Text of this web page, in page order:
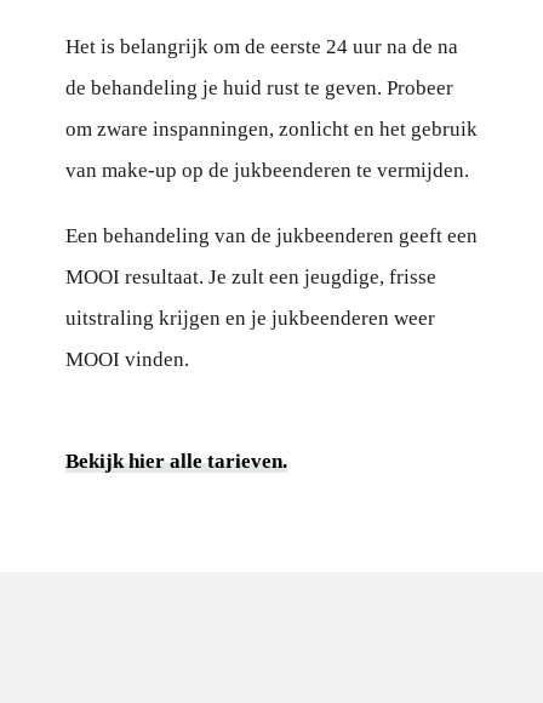
Het is belangrijk om de eerste 24 uur na de na
de behandeling je huid rust te geven. Probeer
om zware inspanningen, zonlicht en het gebruik
van make-up op de jukbeenderen te vermijden.
Een behandeling van de jukbeenderen geeft een
MOOI resultaat. Je zult een jeugdige, frisse
uitstraling krijgen en je jukbeenderen weer
MOOI vinden.
Bekijk hier alle tarieven.